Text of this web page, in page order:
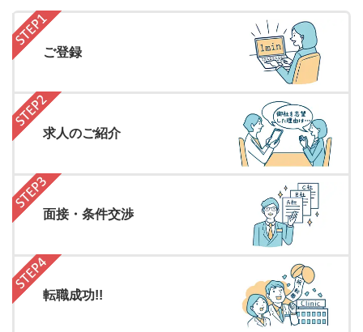
ご登録
求人のご紹介
面接・条件交渉
転職成功!!